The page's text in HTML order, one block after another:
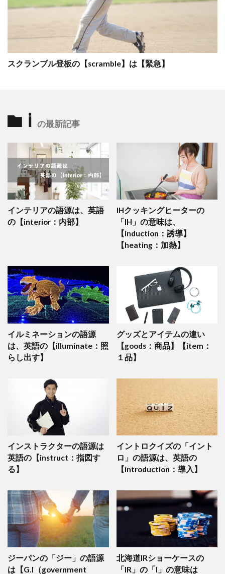
スクランブル登板の【scramble】は【緊急】
i の最新記事
インテリアの語源は、英語
の【interior：内部】
IHクッキングヒーターの
「IH」の意味は、
【induction：誘導】
【heating：加熱】
イルミネーションの語源
は、英語の【illuminate：照
らし出す】
グッズとアイテムの違い
【goods：商品】【item：
１品】
インストラクターの語源は
英語の【instruct：指図す
る】
イントロクイズの「イント
ロ」の語源は、英語の
【introduction：導入】
ジーパンの「ジー」の語源
は【G.I（government
北海道IRショーケースの
「IR」の「I」の意味は